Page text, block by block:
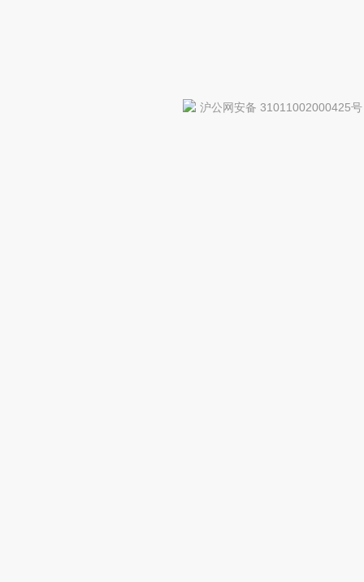
沪公网安备 31011002000425号